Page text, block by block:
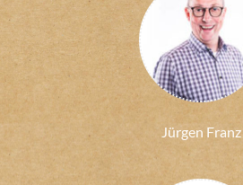
Jürgen Franz